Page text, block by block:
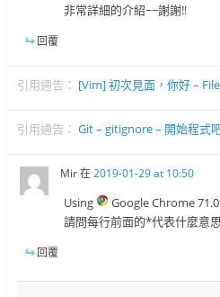
非常詳細的介紹~~謝謝!!
回覆
引用通告： [Vim] 初次見面，你好 –
引用通告：Git – gitignore – 開始程式
Mir在2019-01-29 at 10:50
Using Google Chrome
請問每行前面的*代表什麼意
回覆